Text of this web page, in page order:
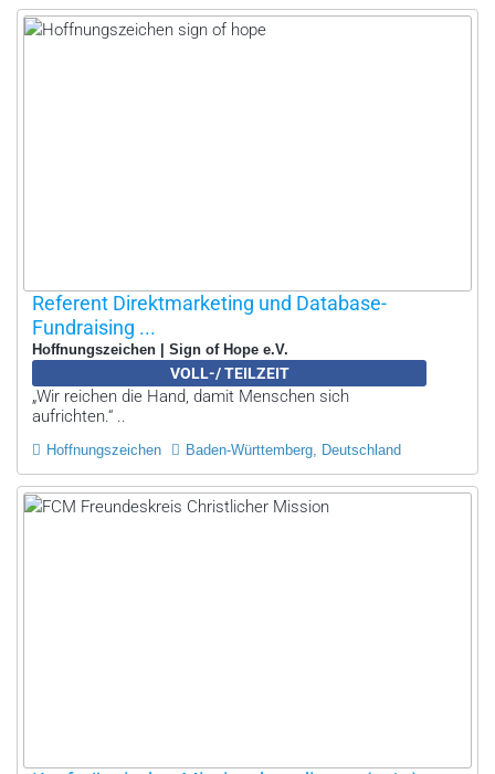
Referent Direktmarketing und Database-
Fundraising ...
Hoffnungszeichen | Sign of Hope e.V.
VOLL-/ TEILZEIT
„Wir reichen die Hand, damit Menschen sich
aufrichten.“ ..
Hoffnungszeichen Baden-Württemberg, Deutschland